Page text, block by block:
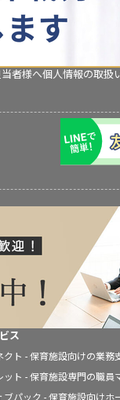
者様へ個人情報の取扱
ス
ト - 保育施設向けの業務
ト - 保育施設専門の職員
パック - 保育施設向けホ